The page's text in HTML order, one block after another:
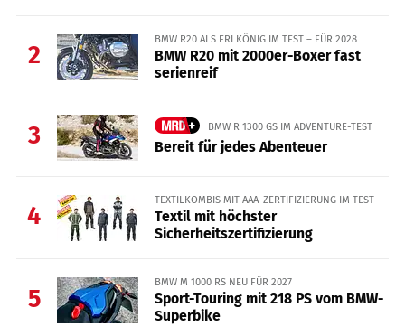
2
BMW R20 ALS ERLKÖNIG IM TEST – FÜR 2028
BMW R20 mit 2000er-Boxer fast
serienreif
3 BMW R 1300 GS IM ADVENTURE-TEST
Bereit für jedes Abenteuer
4
TEXTILKOMBIS MIT AAA-ZERTIFIZIERUNG IM TEST
Textil mit höchster
Sicherheitszertifizierung
5
BMW M 1000 RS NEU FÜR 2027
Sport-Touring mit 218 PS vom BMW-
Superbike